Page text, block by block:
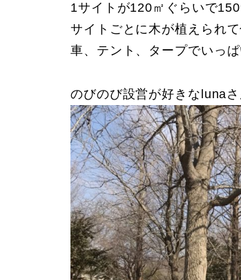
1サイトが120㎡ぐらいで
サイトごとに木が植えられ
車、テント、タープでいっ
のびのび設営が好きなluna